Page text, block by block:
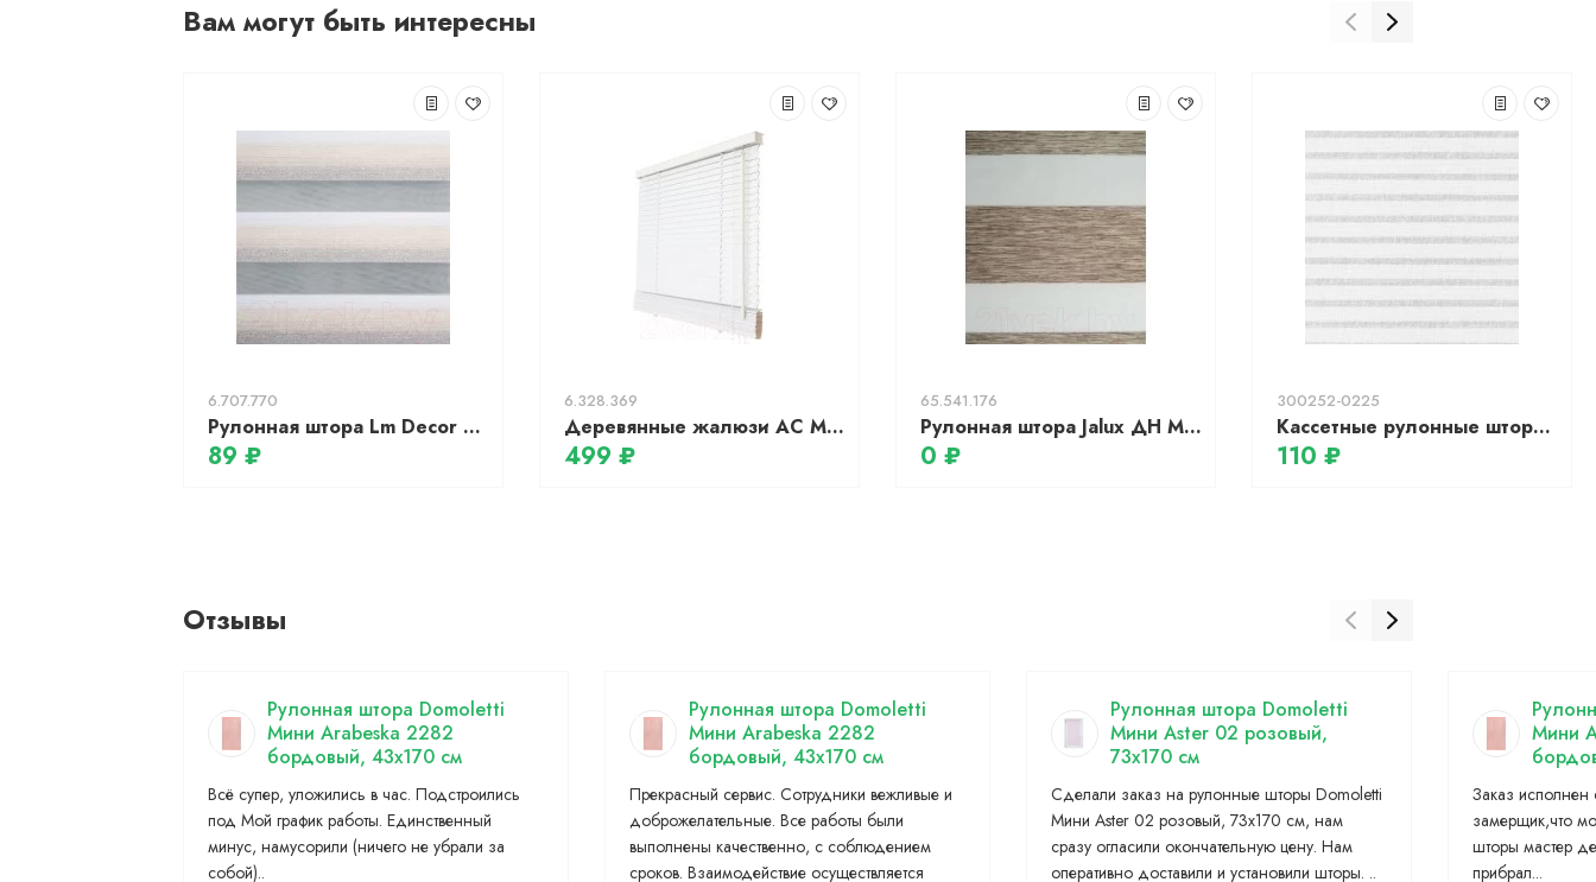
Вам могут быть интересны
6.707.770
Рулонная штора Lm Decor Дабл ДН LB 55-02 (64x215)
89 ₽
6.328.369
Деревянные жалюзи АС МАРТ 9794 85x150 (белый)
499 ₽
65.541.176
Рулонная штора Jalux ДН Меланж 421 48x135 (капучино)
0 ₽
300252-0225
Кассетные рулонные шторы УНИ 1 - МЕРЕЖКА белый
110 ₽
Отзывы
Рулонная штора Domoletti
Мини Arabeska 2282
бордовый, 43x170 см
Всё супер, уложились в час. Подстроились
под Мой график работы. Единственный
минус, намусорили (ничего не убрали за
собой)..
Рулонная штора Domoletti
Мини Arabeska 2282
бордовый, 43x170 см
Прекрасный сервис. Сотрудники вежливые и
доброжелательные. Все работы были
выполнены качественно, с соблюдением
сроков. Взаимодействие осуществляется
Рулонная штора Domoletti
Мини Aster 02 розовый,
73x170 см
Сделали заказ на рулонные шторы Domoletti
Мини Aster 02 розовый, 73x170 см, нам
сразу огласили окончательную цену. Нам
оперативно доставили и установили шторы. ..
Мини
Заказ исполнен
замерщик,что
шторы мастер
прибрал...